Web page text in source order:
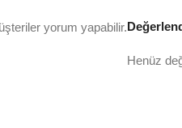
Henüz
yorum yapabilir.